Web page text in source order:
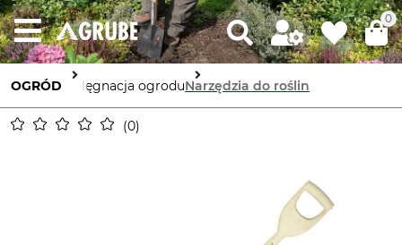
0
OGRÓD Pielęgnacja ogroduNarzędzia do roślin
0